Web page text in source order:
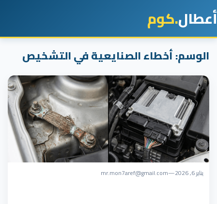
أعطال.كوم
الوسم:أخطاء الصنايعية في التشخيص
يناير 6, 2026 —
mr.mon7aref@gmail.com